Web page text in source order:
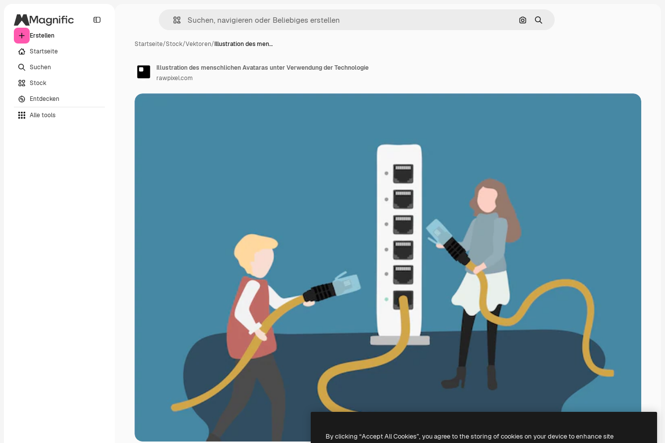
Erstellen
Startseite
Suchen
Stock
Entdecken
Alle tools
Nach Bild suchen
Suchen
Startseite/Stock/Vektoren/Illustration des men…
Illustration des menschlichen Avataras unter Verwendung der Technologie
rawpixel.com
By clicking “Accept All Cookies”, you agree to the storing of cookies on your device to enhance site